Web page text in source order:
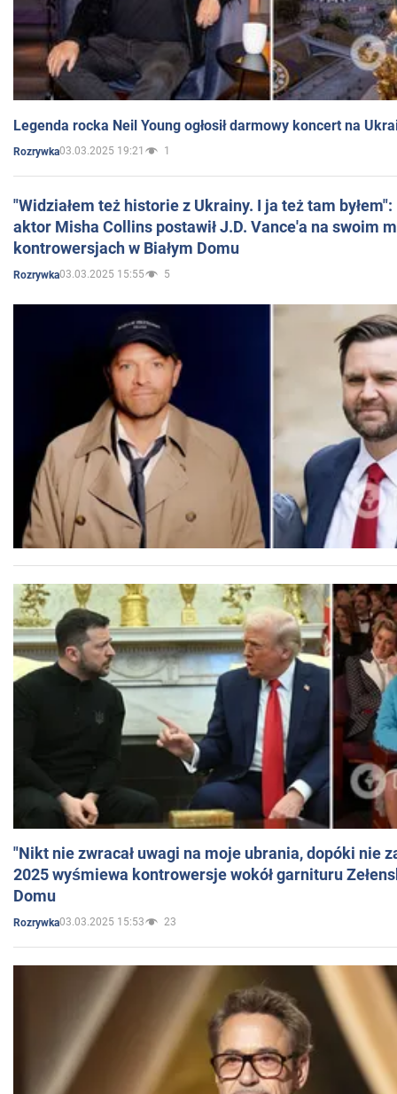
Legenda rocka Neil Young ogłosił darmowy koncert na
Rozrywka03.03.2025 19:21 1
"Widziałem też historie z Ukrainy. I ja też tam
aktor Misha Collins postawił J.D. Vance'a na swoim
kontrowersjach w Białym Domu
Rozrywka03.03.2025 15:55 5
"Nikt nie zwracał uwagi na moje ubrania, dopóki nie
2025 wyśmiewa kontrowersje wokół garnituru
Domu
Rozrywka03.03.2025 15:53 23